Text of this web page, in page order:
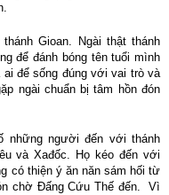
Gioan. Ngài thật thánh
để đánh bóng tên tuổi mình
để sống đúng với vai trò và
ngài chuẩn bị tâm hồn đón
những người đến với thánh
và Xađốc. Họ kéo đến với
có thiện ý ăn năn sám hối từ
chờ Đấng Cứu Thế đến. Vì